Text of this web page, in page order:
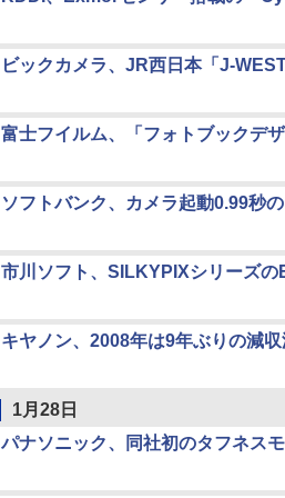
ビックカメラ、JR西日本「J-
富士フイルム、「フォトブックデ
ソフトバンク、カメラ起動0.99秒
市川ソフト、SILKYPIXシリーズの
キヤノン、2008年は9年ぶりの減
1月28日
パナソニック、同社初のタフネス